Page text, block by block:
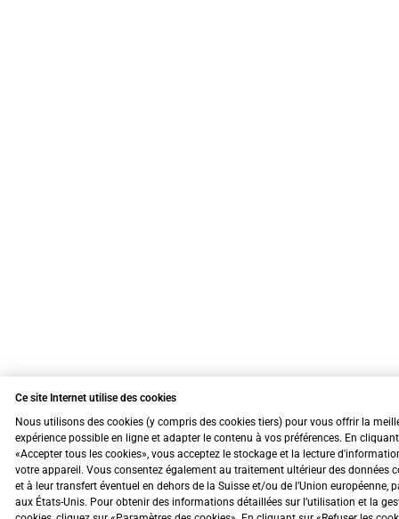
Ce site Internet utilise des cookies
Nous utilisons des cookies (y compris des cookies tiers) pour vous offrir la
expérience possible en ligne et adapter le contenu à vos préférences. En
«Accepter tous les cookies», vous acceptez le stockage et la lecture
votre appareil. Vous consentez également au traitement ultérieur des données
et à leur transfert éventuel en dehors de la Suisse et/ou de l’Union européenne,
aux États-Unis. Pour obtenir des informations détaillées sur l’utilisation et la